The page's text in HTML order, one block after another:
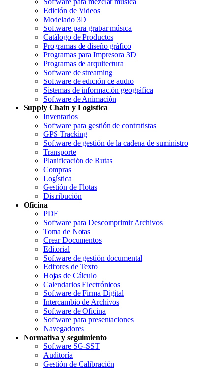
Edición de Videos
Modelado 3D
Software para grabar música
Catálogo de Productos
Programas de diseño gráfico
Programas para Impresora 3D
Programas de arquitectura
Software de streaming
Software de edición de audio
Sistemas de información geográfica
Software de Animación
Supply Chain y Logística
Inventarios
Software para gestión de contratistas
GPS Tracking
Software de gestión de la cadena de suministro
Transporte
Planificación de Rutas
Compras
Logística
Gestión de Flotas
Distribución
Oficina
PDF
Software para Descomprimir Archivos
Toma de Notas
Crear Documentos
Editorial
Software de gestión documental
Editores de Texto
Hojas de Cálculo
Calendarios Electrónicos
Software de Firma Digital
Intercambio de Archivos
Software de Oficina
Software para presentaciones
Navegadores
Normativa y seguimiento
Software SG-SST
Auditoría
Gestión de Calibración